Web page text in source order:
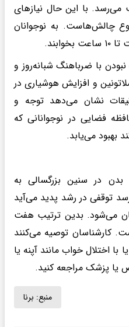
در شب می‌رسد. با این حال نیاز‌های
چالش‌هاست. به نوجوانان
با ضرباهنگ شبانه‌روز و
و افزایش هوشیاری در
نشان می‌دهد توجه و
فضایی در نوجوانانی که
بدن در سنین بزرگسالی به
توقفی در رشد پدید می‌آید
می‌شود. بدین ترتیب هفت
توصیه می‌کنند
با اختلال خواب مانند آپنه یا
یا پزشک مراجعه کنید.
منبع: برنا